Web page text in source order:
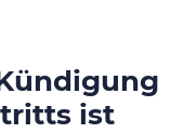
ist